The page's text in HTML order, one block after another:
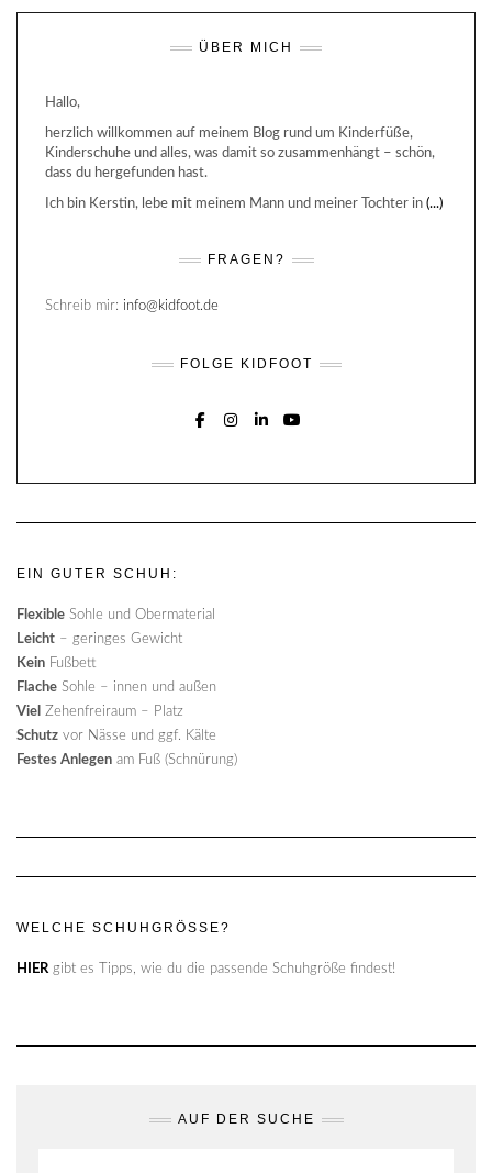
ÜBER MICH
Hallo,
herzlich willkommen auf meinem Blog rund um Kinderfüße,
Kinderschuhe und alles, was damit so zusammenhängt – schön,
dass du hergefunden hast.
Ich bin Kerstin, lebe mit meinem Mann und meiner Tochter in (...)
FRAGEN?
Schreib mir: info@kidfoot.de
FOLGE KIDFOOT
EIN GUTER SCHUH:
Flexible Sohle und Obermaterial
Leicht – geringes Gewicht
Kein Fußbett
Flache Sohle – innen und außen
Viel Zehenfreiraum – Platz
Schutz vor Nässe und ggf. Kälte
Festes Anlegen am Fuß (Schnürung)
WELCHE SCHUHGRÖSSE?
HIERgibt es Tipps, wie du die passende Schuhgröße findest!
AUF DER SUCHE